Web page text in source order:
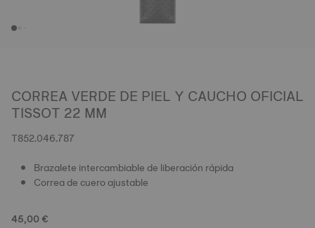
CORREA VERDE DE PIEL Y CAUCHO OFICIAL
TISSOT 22 MM
T852.046.787
Brazalete intercambiable de liberación rápida
Correa de cuero ajustable
45,00 €